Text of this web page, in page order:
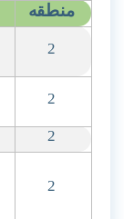
منطقه
2
2
2
2